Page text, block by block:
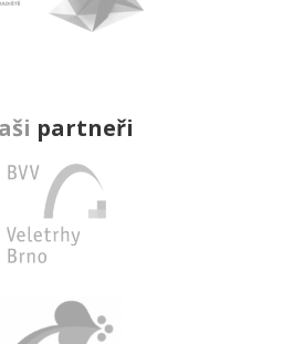
partneři